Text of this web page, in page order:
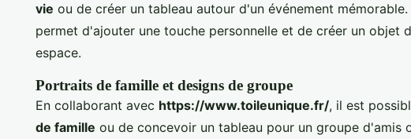
vie ou de créer un tableau autour d'un événement
permet d'ajouter une touche personnelle et de créer un objet
espace.
Portraits de famille et designs de groupe
En collaborant avec https://www.toileunique.fr/, il est
de famille ou de concevoir un tableau pour un groupe d'amis